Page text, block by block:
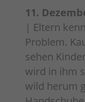
11.
| Eltern
Problem.
sehen
wird in ihm
wild herum